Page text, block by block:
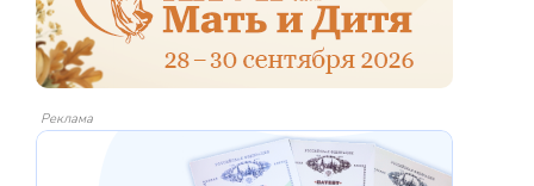
Реклама